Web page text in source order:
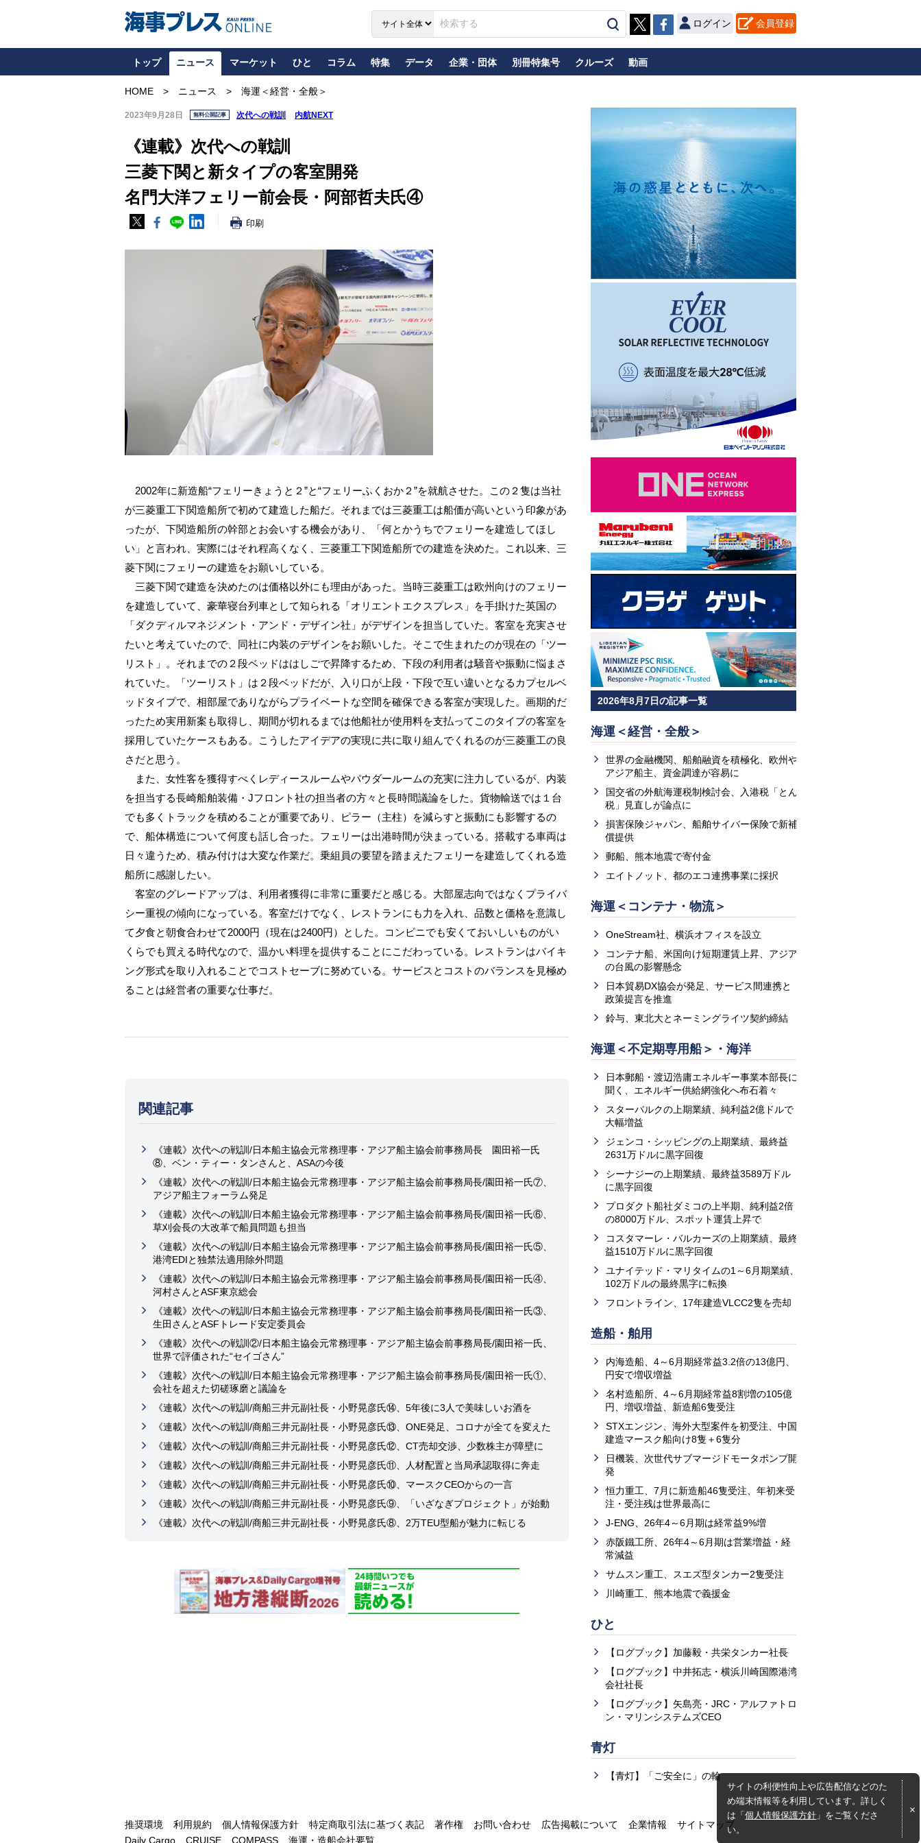
ログイン 会員登録
トップ ニュース マーケット ひと コラム 特集 データ 企業・団体 別冊特集号 クルーズ 動画
HOME ニュース 海運＜経営・全般＞
2023年9月28日 無料公開記事 次代への戦訓 内航NEXT
《連載》次代への戦訓
三菱下関と新タイプの客室開発
名門大洋フェリー前会長・阿部哲夫氏④
印刷
2002年に新造船“フェリーきょうと２”と“フェリーふくおか２”を就航させた。この２隻は当社
が三菱重工下関造船所で初めて建造した船だ。それまでは三菱重工は船価が高いという印象があ
ったが、下関造船所の幹部とお会いする機会があり、「何とかうちでフェリーを建造してほし
い」と言われ、実際にはそれ程高くなく、三菱重工下関造船所での建造を決めた。これ以来、三
菱下関にフェリーの建造をお願いしている。
三菱下関で建造を決めたのは価格以外にも理由があった。当時三菱重工は欧州向けのフェリー
を建造していて、豪華寝台列車として知られる「オリエントエクスプレス」を手掛けた英国の
「ダクディルマネジメント・アンド・デザイン社」がデザインを担当していた。客室を充実させ
たいと考えていたので、同社に内装のデザインをお願いした。そこで生まれたのが現在の「ツー
リスト」。それまでの２段ベッドははしごで昇降するため、下段の利用者は騒音や振動に悩まさ
れていた。「ツーリスト」は２段ベッドだが、入り口が上段・下段で互い違いとなるカプセルベ
ッドタイプで、相部屋でありながらプライベートな空間を確保できる客室が実現した。画期的だ
ったため実用新案も取得し、期間が切れるまでは他船社が使用料を支払ってこのタイプの客室を
採用していたケースもある。こうしたアイデアの実現に共に取り組んでくれるのが三菱重工の良
さだと思う。
また、女性客を獲得すべくレディースルームやパウダールームの充実に注力しているが、内装
を担当する長崎船舶装備・Jフロント社の担当者の方々と長時間議論をした。貨物輸送では１台
でも多くトラックを積めることが重要であり、ピラー（主柱）を減らすと振動にも影響するの
で、船体構造について何度も話し合った。フェリーは出港時間が決まっている。搭載する車両は
日々違うため、積み付けは大変な作業だ。乗組員の要望を踏まえたフェリーを建造してくれる造
船所に感謝したい。
客室のグレードアップは、利用者獲得に非常に重要だと感じる。大部屋志向ではなくプライバ
シー重視の傾向になっている。客室だけでなく、レストランにも力を入れ、品数と価格を意識し
て夕食と朝食合わせて2000円（現在は2400円）とした。コンビニでも安くておいしいものがい
くらでも買える時代なので、温かい料理を提供することにこだわっている。レストランはバイキ
ング形式を取り入れることでコストセーブに努めている。サービスとコストのバランスを見極め
ることは経営者の重要な仕事だ。
関連記事
《連載》次代への戦訓/日本船主協会元常務理事・アジア船主協会前事務局長 園田裕一氏
⑧、ベン・ティー・タンさんと、ASAの今後
《連載》次代への戦訓/日本船主協会元常務理事・アジア船主協会前事務局長/園田裕一氏⑦、
アジア船主フォーラム発足
《連載》次代への戦訓/日本船主協会元常務理事・アジア船主協会前事務局長/園田裕一氏⑥、
草刈会長の大改革で船員問題も担当
《連載》次代への戦訓/日本船主協会元常務理事・アジア船主協会前事務局長/園田裕一氏⑤、
港湾EDIと独禁法適用除外問題
《連載》次代への戦訓/日本船主協会元常務理事・アジア船主協会前事務局長/園田裕一氏④、
河村さんとASF東京総会
《連載》次代への戦訓/日本船主協会元常務理事・アジア船主協会前事務局長/園田裕一氏③、
生田さんとASFトレード安定委員会
《連載》次代への戦訓②/日本船主協会元常務理事・アジア船主協会前事務局長/園田裕一氏、
世界で評価された“セイゴさん”
《連載》次代への戦訓/日本船主協会元常務理事・アジア船主協会前事務局長/園田裕一氏①、
会社を超えた切磋琢磨と議論を
《連載》次代への戦訓/商船三井元副社長・小野晃彦氏⑭、5年後に3人で美味しいお酒を
《連載》次代への戦訓/商船三井元副社長・小野晃彦氏⑬、ONE発足、コロナが全てを変えた
《連載》次代への戦訓/商船三井元副社長・小野晃彦氏⑫、CT売却交渉、少数株主が障壁に
《連載》次代への戦訓/商船三井元副社長・小野晃彦氏⑪、人材配置と当局承認取得に奔走
《連載》次代への戦訓/商船三井元副社長・小野晃彦氏⑩、マースクCEOからの一言
《連載》次代への戦訓/商船三井元副社長・小野晃彦氏⑨、「いざなぎプロジェクト」が始動
《連載》次代への戦訓/商船三井元副社長・小野晃彦氏⑧、2万TEU型船が魅力に転じる
2026年8月7日の記事一覧
海運＜経営・全般＞
世界の金融機関、船舶融資を積極化、欧州や
アジア船主、資金調達が容易に
国交省の外航海運税制検討会、入港税「とん
税」見直しが論点に
損害保険ジャパン、船舶サイバー保険で新補
償提供
郵船、熊本地震で寄付金
エイトノット、都のエコ連携事業に採択
海運＜コンテナ・物流＞
OneStream社、横浜オフィスを設立
コンテナ船、米国向け短期運賃上昇、アジア
の台風の影響懸念
日本貿易DX協会が発足、サービス間連携と
政策提言を推進
鈴与、東北大とネーミングライツ契約締結
海運＜不定期専用船＞・海洋
日本郵船・渡辺浩庸エネルギー事業本部長に
聞く、エネルギー供給網強化へ布石着々
スターバルクの上期業績、純利益2億ドルで
大幅増益
ジェンコ・シッピングの上期業績、最終益
2631万ドルに黒字回復
シーナジーの上期業績、最終益3589万ドル
に黒字回復
プロダクト船社ダミコの上半期、純利益2倍
の8000万ドル、スポット運賃上昇で
コスタマーレ・バルカーズの上期業績、最終
益1510万ドルに黒字回復
ユナイテッド・マリタイムの1～6月期業績、
102万ドルの最終黒字に転換
フロントライン、17年建造VLCC2隻を売却
造船・舶用
内海造船、4～6月期経常益3.2倍の13億円、
円安で増収増益
名村造船所、4～6月期経常益8割増の105億
円、増収増益、新造船6隻受注
STXエンジン、海外大型案件を初受注、中国
建造マースク船向け8隻＋6隻分
日機装、次世代サブマージドモータポンプ開
発
恒力重工、7月に新造船46隻受注、年初来受
注・受注残は世界最高に
J-ENG、26年4～6月期は経常益9%増
赤阪鐵工所、26年4～6月期は営業増益・経
常減益
サムスン重工、スエズ型タンカー2隻受注
川崎重工、熊本地震で義援金
ひと
【ログブック】加藤毅・共栄タンカー社長
【ログブック】中井拓志・横浜川崎国際港湾
会社社長
【ログブック】矢島亮・JRC・アルファトロ
ン・マリンシステムズCEO
青灯
【青灯】「ご安全に」の輪
サイトの利便性向上や広告配信などのた
め端末情報等を利用しています。詳しく
は「個人情報保護方針 」をご覧くださ
い。
推奨環境 利用規約 個人情報保護方針 特定商取引法に基づく表記 著作権 お問い合わせ 広告掲載について 企業情報
サイトマップ
Daily Cargo
CRUISE COMPASS 海運・造船会社要覧